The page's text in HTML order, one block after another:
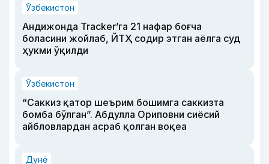
Ўзбекистон
Андижонда Tracker’га 21 нафар боғча
боласини жойлаб, ЙТҲ содир этган аёлга суд
ҳукми ўқилди
Ўзбекистон
“Саккиз қатор шеърим бошимга саккизта
бомба бўлган”. Абдулла Ориповни сиёсий
айбловлардан асраб қолган воқеа
Дунё